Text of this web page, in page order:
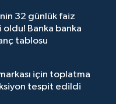
32 günlük faiz
Banka banka
tablosu
için toplatma
tespit edildi